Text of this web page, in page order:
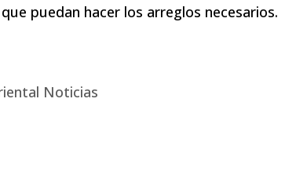
puedan hacer los arreglos necesarios.
Noticias